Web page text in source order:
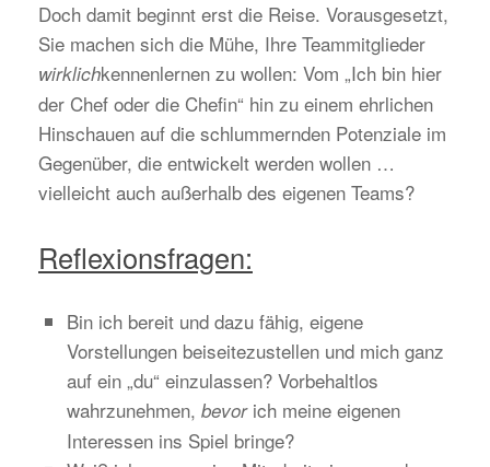
Doch damit beginnt erst die Reise. Vorausgesetzt,
Sie machen sich die Mühe, Ihre Teammitglieder
wirklichkennenlernen zu wollen: Vom „Ich bin hier
der Chef oder die Chefin“ hin zu einem ehrlichen
Hinschauen auf die schlummernden Potenziale im
Gegenüber, die entwickelt werden wollen …
vielleicht auch außerhalb des eigenen Teams?
Reflexionsfragen:
Bin ich bereit und dazu fähig, eigene
Vorstellungen beiseitezustellen und mich ganz
auf ein „du“ einzulassen? Vorbehaltlos
wahrzunehmen, bevorich meine eigenen
Interessen ins Spiel bringe?